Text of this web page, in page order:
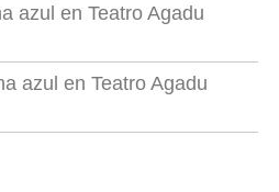
azul en Teatro Agadu
azul en Teatro Agadu